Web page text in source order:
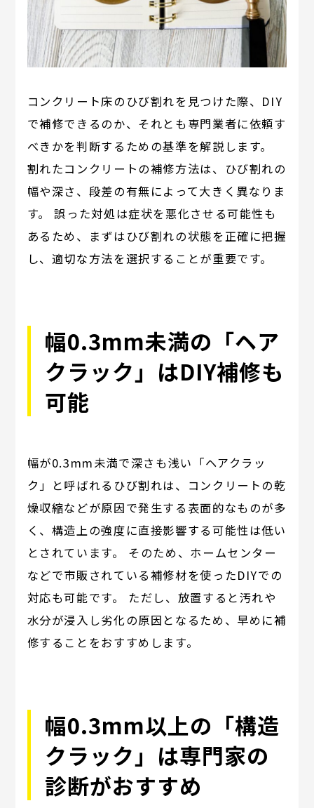
コンクリート床のひび割れを見つけた際、DIY
で補修できるのか、それとも専門業者に依頼す
べきかを判断するための基準を解説します。
割れたコンクリートの補修方法は、ひび割れの
幅や深さ、段差の有無によって大きく異なりま
す。 誤った対処は症状を悪化させる可能性も
あるため、まずはひび割れの状態を正確に把握
し、適切な方法を選択することが重要です。
幅0.3mm未満の「ヘア
クラック」はDIY補修も
可能
幅が0.3mm未満で深さも浅い「ヘアクラッ
ク」と呼ばれるひび割れは、コンクリートの乾
燥収縮などが原因で発生する表面的なものが多
く、構造上の強度に直接影響する可能性は低い
とされています。 そのため、ホームセンター
などで市販されている補修材を使ったDIYでの
対応も可能です。 ただし、放置すると汚れや
水分が浸入し劣化の原因となるため、早めに補
修することをおすすめします。
幅0.3mm以上の「構造
クラック」は専門家の
診断がおすすめ